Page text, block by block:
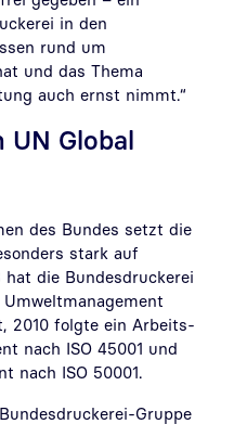
in den
rund um
und das Thema
auch ernst nimmt.“
UN Global
des Bundes setzt die
stark auf
die Bundesdruckerei
2010 folgte ein Arbeits-
nach ISO 45001 und
nach ISO 50001.
Gruppe